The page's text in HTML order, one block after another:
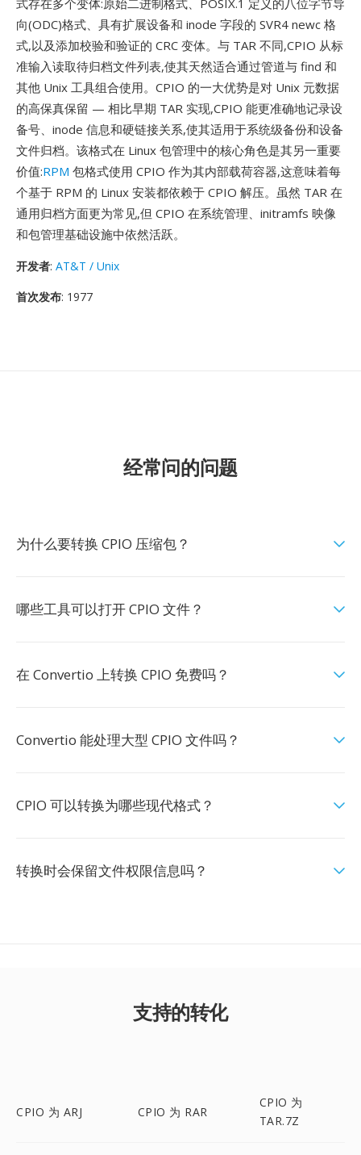
式存在多个变体:原始二进制格式、POSIX.1 定义的八位字节导
向(ODC)格式、具有扩展设备和 inode 字段的 SVR4 newc 格
式,以及添加校验和验证的 CRC 变体。与 TAR 不同,CPIO 从标
准输入读取待归档文件列表,使其天然适合通过管道与 find 和
其他 Unix 工具组合使用。CPIO 的一大优势是对 Unix 元数据
的高保真保留 — 相比早期 TAR 实现,CPIO 能更准确地记录设
备号、inode 信息和硬链接关系,使其适用于系统级备份和设备
文件归档。该格式在 Linux 包管理中的核心角色是其另一重要
价值:RPM 包格式使用 CPIO 作为其内部载荷容器,这意味着每
个基于 RPM 的 Linux 安装都依赖于 CPIO 解压。虽然 TAR 在
通用归档方面更为常见,但 CPIO 在系统管理、initramfs 映像
和包管理基础设施中依然活跃。
开发者: AT&T / Unix
首次发布: 1977
经常问的问题
为什么要转换 CPIO 压缩包？
哪些工具可以打开 CPIO 文件？
在 Convertio 上转换 CPIO 免费吗？
Convertio 能处理大型 CPIO 文件吗？
CPIO 可以转换为哪些现代格式？
转换时会保留文件权限信息吗？
支持的转化
CPIO 为 ARJ CPIO 为 RAR
CPIO 为
TAR.7Z